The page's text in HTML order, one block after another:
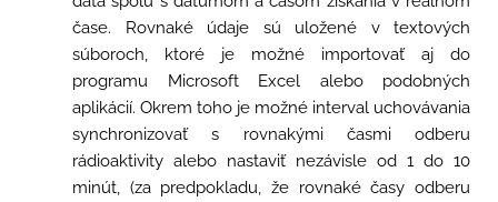
čase. Rovnaké údaje sú uložené v textových
súboroch, ktoré je možné importovať aj do
programu Microsoft Excel alebo podobných
aplikácií. Okrem toho je možné interval uchovávania
synchronizovať s rovnakými časmi odberu
rádioaktivity alebo nastaviť nezávisle od 1 do 10
minút, (za predpokladu, že rovnaké časy odberu